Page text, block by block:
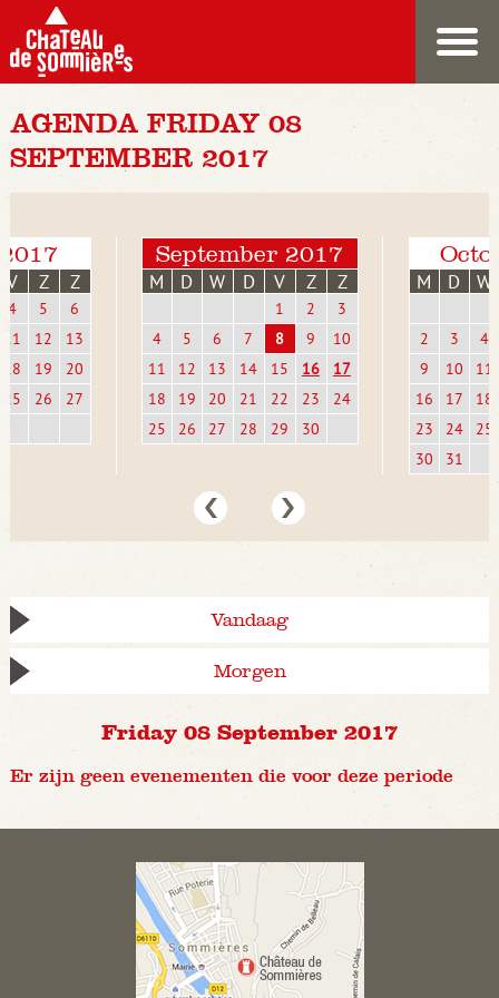
AGENDA FRIDAY 08
SEPTEMBER 2017
V Z Z
4 5
6
11
12
13
18
19
20
25
26 27
September 2017
M D W D V Z Z
1 2
3
4
5 6 7 8 9
10
11
12 13 14 15 16
17
18
19 20 21 22 23
24
25
26 27 28 29 30
M D W
2 3
4
9
10
11
16
17
18
23
24
25
30
31
Vandaag
Morgen
Friday 08 September 2017
Er zijn geen evenementen die voor deze periode